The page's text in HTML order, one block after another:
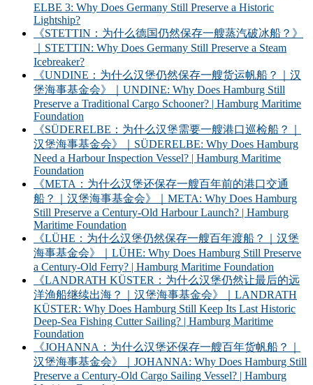
ELBE 3: Why Does Germany Still Preserve a Historic
Lightship?
《STETTIN：为什么德国仍然保存一艘蒸汽破冰船？》
｜STETTIN: Why Does Germany Still Preserve a Steam
Icebreaker?
《UNDINE：为什么汉堡仍然保存一艘货运帆船？｜汉
堡海事基金会》｜UNDINE: Why Does Hamburg Still
Preserve a Traditional Cargo Schooner? | Hamburg Maritime
Foundation
《SÜDERELBE：为什么汉堡需要一艘港口巡检船？｜
汉堡海事基金会》｜SÜDERELBE: Why Does Hamburg
Need a Harbour Inspection Vessel? | Hamburg Maritime
Foundation
《META：为什么汉堡还保存一艘百年前的港口交通
船？｜汉堡海事基金会》｜META: Why Does Hamburg
Still Preserve a Century-Old Harbour Launch? | Hamburg
Maritime Foundation
《LÜHE：为什么汉堡仍然保存一艘百年渡船？｜汉堡
海事基金会》｜LÜHE: Why Does Hamburg Still Preserve
a Century-Old Ferry? | Hamburg Maritime Foundation
《LANDRATH KÜSTER：为什么汉堡仍然让最后的远
洋渔船继续出海？｜汉堡海事基金会》｜LANDRATH
KÜSTER: Why Does Hamburg Still Keep Its Last Historic
Deep-Sea Fishing Cutter Sailing? | Hamburg Maritime
Foundation
《JOHANNA：为什么汉堡还保存一艘百年货帆船？｜
汉堡海事基金会》｜JOHANNA: Why Does Hamburg Still
Preserve a Century-Old Cargo Sailing Vessel? | Hamburg